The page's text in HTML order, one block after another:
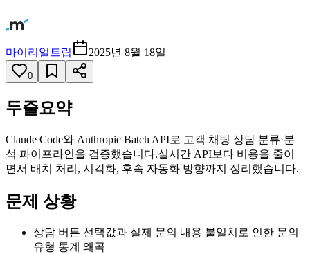
마이리얼트립 2025년 8월 18일
0
두줄요약
Claude Code와 Anthropic Batch API로 고객 채팅 상담 분류·분
석 파이프라인을 검증했습니다.실시간 API보다 비용을 줄이
면서 배치 처리, 시각화, 후속 자동화 방향까지 정리했습니다.
문제 상황
상담 버튼 선택값과 실제 문의 내용 불일치로 인한 문의
유형 통계 왜곡